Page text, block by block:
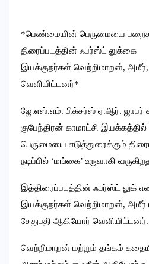
*பெண்மையின் பெருமையை
திரைப்படத்தின் ஃபர்ஸ்ட் லுக்கை
இயக்குநர்கள் வெற்றிமாறன், அமீர்,
வெளியிட்டனர்*
ஜே.எஸ்.எம். பிக்சர்ஸ் ஏ.ஆர். ஜாபர்
குபேந்திரன் காமாட்சி
பெருமையை எடுத்துரைக்கும்
நடிப்பில் ‘மங்கை’ உருவாகி
இத்திரைப்படத்தின் ஃபர்ஸ்ட் லுக்
இயக்குநர்கள் வெற்றிமாறன், அமீர்
சேதுபதி ஆகியோர் வெளியிட்டனர்.
வெற்றிமாறன் மற்றும் தங்கம்